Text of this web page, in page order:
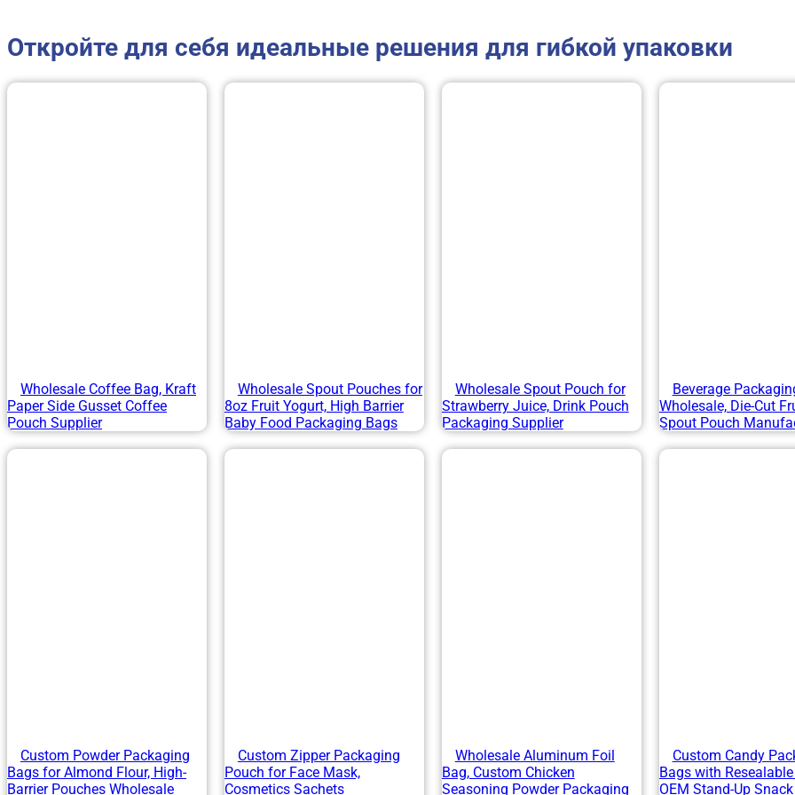
Откройте для себя идеальные решения для гибкой упаковки
Wholesale Coffee Bag, Kraft
Paper Side Gusset Coffee
Pouch Supplier
Wholesale Spout Pouches for
8oz Fruit Yogurt, High Barrier
Baby Food Packaging Bags
Wholesale Spout Pouch for
Strawberry Juice, Drink Pouch
Packaging Supplier
Beverage
Wholesale, Die-Cut
Spout Pouch
Custom Powder Packaging
Bags for Almond Flour, High-
Barrier Pouches Wholesale
Custom Zipper Packaging
Pouch for Face Mask,
Cosmetics Sachets
Wholesale Aluminum Foil
Bag, Custom Chicken
Seasoning Powder Packaging
Custom Candy
Bags with
OEM Stand-Up Snack